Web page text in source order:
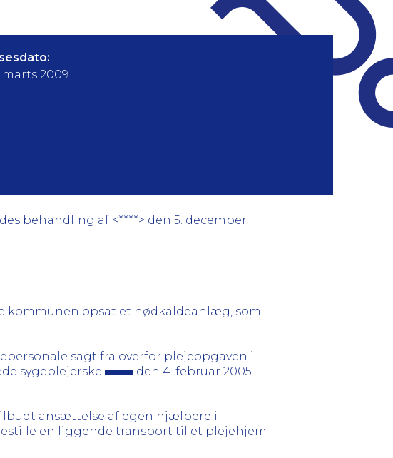
2009
behandling af <****> den 5. december
kommunen opsat et nødkaldeanlæg, som
sagt fra overfor plejeopgaven i
sygeplejerske
den 4. februar 2005
ansættelse af egen hjælpere i
en liggende transport til et plejehjem